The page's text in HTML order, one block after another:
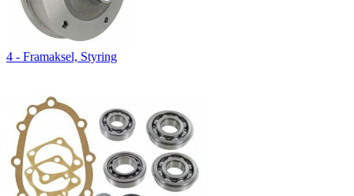
4 - Framaksel, Styring